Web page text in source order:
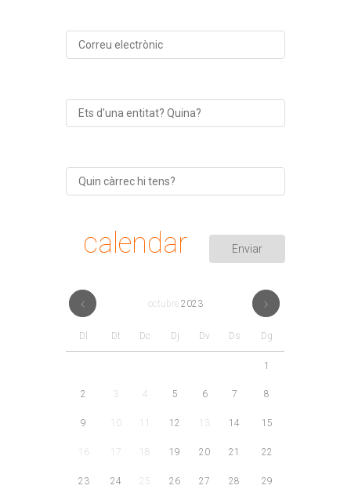
calendar
octubre 2023
Dl Dt Dc Dj Dv Ds Dg
1
2 3 4 5 6 7 8
9 10 12 13 14 15
16 17 18 19 20 21 22
23 24 25 26 27 28 29